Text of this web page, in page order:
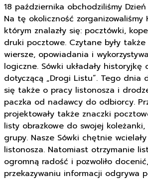
18 października obchodziliśmy
Na tę okoliczność zorganizowaliśmy
którym znalazły się: pocztówki,
druki pocztowe. Czytane były
wiersze, opowiadania i
logiczne. Sówki układały historyjkę
dotyczącą „Drogi Listu”. Tego dnia
się także o pracy listonosza i
paczka od nadawcy do odbiorcy.
projektowały także znaczki
listy obrazkowe do swojej
grupy. Nasze Sówki chętnie
listonosza. Natomiast otrzymanie
ogromną radość i pozwoliło
przekazywaniu informacji odgrywa